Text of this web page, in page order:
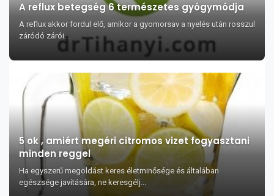
A reflux betegség 6 természetes gyógymódja
A reflux akkor fordul elő, amikor a gyomorsav a nyelés után rosszul
záródó zárói...
5 ok , amiért megéri citromos vizet fogyasztani
minden reggel
Ha egyszerű megoldást keres életminősége és általában
egészsége javítására, ne keresgélj...